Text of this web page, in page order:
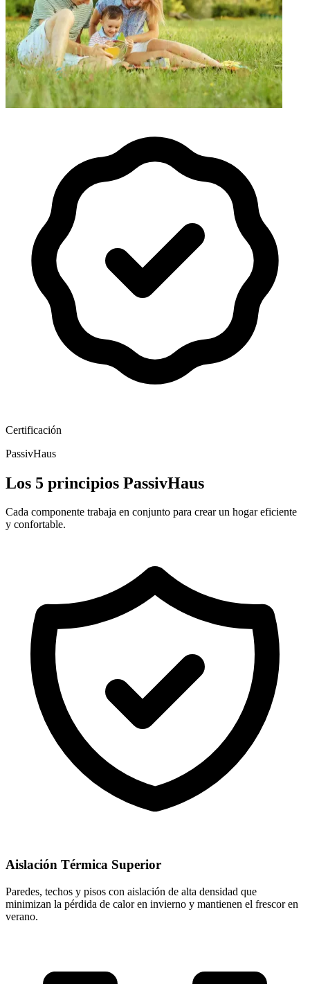
Certificación
PassivHaus
Los 5 principios PassivHaus
Cada componente trabaja en conjunto para crear un hogar eficiente
y confortable.
Aislación Térmica Superior
Paredes, techos y pisos con aislación de alta densidad que
minimizan la pérdida de calor en invierno y mantienen el frescor en
verano.